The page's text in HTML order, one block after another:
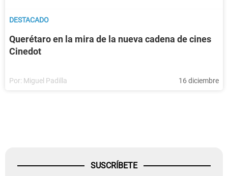
DESTACADO
Querétaro en la mira de la nueva cadena de cines
Cinedot
Por: Miguel Padilla 16 diciembre
SUSCRÍBETE